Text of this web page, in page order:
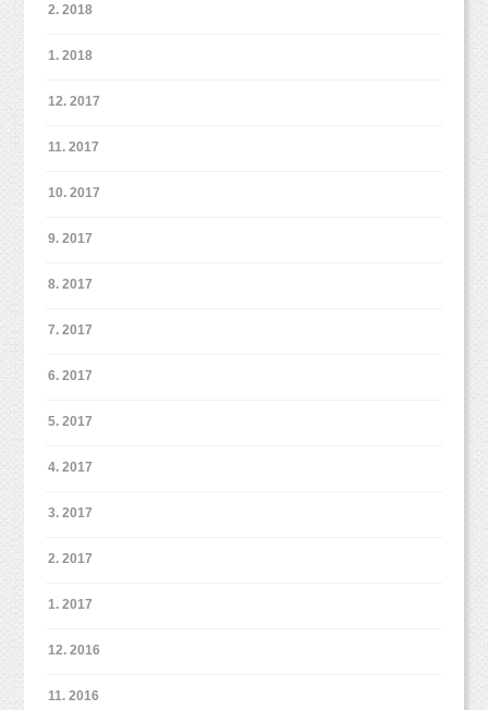
2. 2018
1. 2018
12. 2017
11. 2017
10. 2017
9. 2017
8. 2017
7. 2017
6. 2017
5. 2017
4. 2017
3. 2017
2. 2017
1. 2017
12. 2016
11. 2016